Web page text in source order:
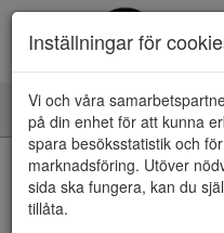
Toggle
navigation
HEM
Kunde inte hitta några artiklar...
Inställningar för
Vi och våra
på din enhet för att kunna
spara besöksstatistik och
marknadsföring. Utöver
sida ska fungera, kan du
tillåta.